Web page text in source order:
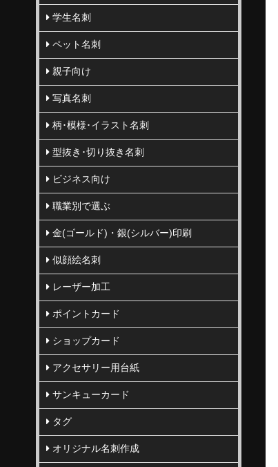
学生名刺
ペット名刺
親子向け
写真名刺
柄･模様･イラスト名刺
型抜き･切り抜き名刺
ビジネス向け
職業別で選ぶ
金(ゴールド)・銀(シルバー)印刷
似顔絵名刺
レーザー加工
ポイントカード
ショップカード
アクセサリー用台紙
サンキューカード
タグ
オリジナル名刺作成